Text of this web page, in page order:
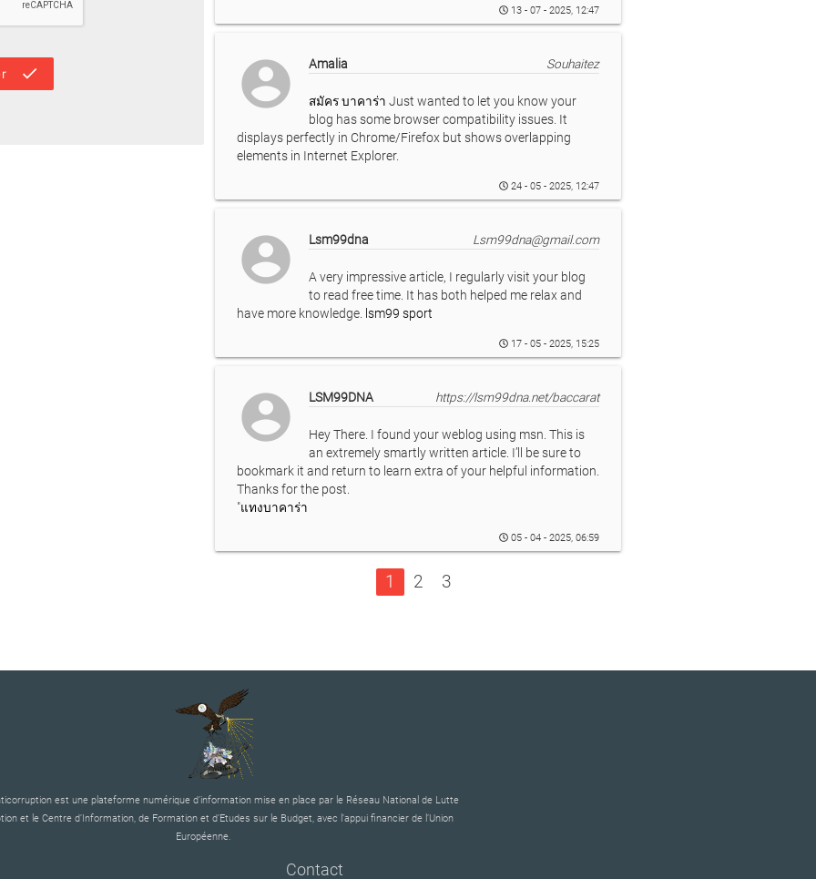
done
13 - 07 - 2025, 12:47
account_circle Amalia Souhaitez
สมัคร บาคาร่า Just wanted to let you know your
blog has some browser compatibility issues. It
displays perfectly in Chrome/Firefox but shows overlapping
elements in Internet Explorer.
24 - 05 - 2025, 12:47
account_circle Lsm99dna Lsm99dna@gmail.com
A very impressive article, I regularly visit your blog
to read free time. It has both helped me relax and
have more knowledge. lsm99 sport
17 - 05 - 2025, 15:25
account_circle LSM99DNA https://lsm99dna.net/baccarat
Hey There. I found your weblog using msn. This is
an extremely smartly written article. I’ll be sure to
bookmark it and return to learn extra of your helpful information.
Thanks for the post.
"แทงบาคาร่า
05 - 04 - 2025, 06:59
1 2 3
est une plateforme numérique d’information mise en place par le Réseau National de Lutte
et le Centre d’Information, de Formation et d’Etudes sur le Budget, avec l’appui financier de l’Union
Européenne.
Contact